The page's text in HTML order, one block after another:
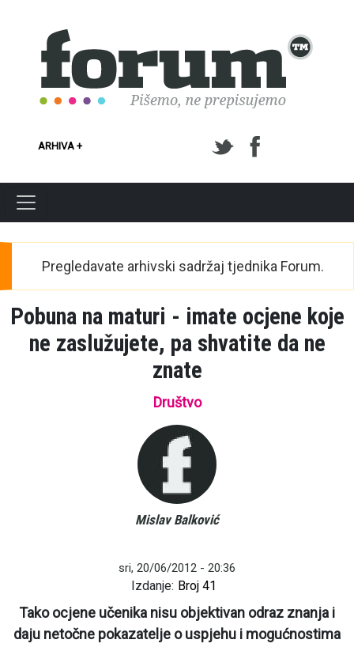
ARHIVA +
Pregledavate arhivski sadržaj tjednika Forum.
Pobuna na maturi - imate ocjene koje
ne zaslužujete, pa shvatite da ne
znate
Društvo
Mislav Balković
sri, 20/06/2012 - 20:36
Izdanje: Broj 41
Tako ocjene učenika nisu objektivan odraz znanja i
daju netočne pokazatelje o uspjehu i mogućnostima